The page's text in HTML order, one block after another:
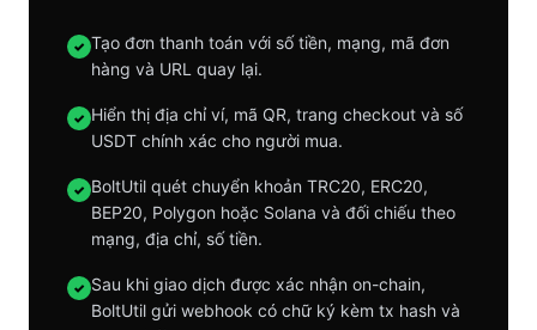
✓ Tạo đơn thanh toán với số tiền, mạng, mã đơn
hàng và URL quay lại.
✓ Hiển thị địa chỉ ví, mã QR, trang checkout và số
USDT chính xác cho người mua.
✓ BoltUtil quét chuyển khoản TRC20, ERC20,
BEP20, Polygon hoặc Solana và đối chiếu theo
mạng, địa chỉ, số tiền.
✓ Sau khi giao dịch được xác nhận on-chain,
BoltUtil gửi webhook có chữ ký kèm tx hash và